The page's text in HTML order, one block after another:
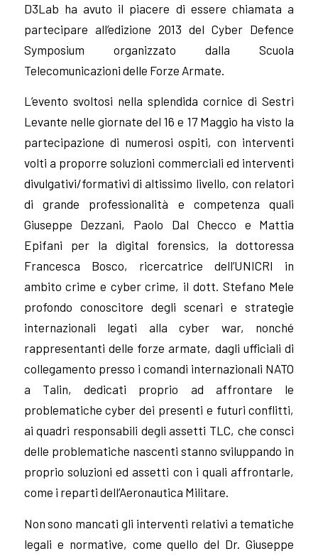
D3Lab ha avuto il piacere di essere chiamata a
partecipare all’edizione 2013 del Cyber Defence
Symposium organizzato dalla Scuola
Telecomunicazioni delle Forze Armate.
L’evento svoltosi nella splendida cornice di Sestri
Levante nelle giornate del 16 e 17 Maggio ha visto la
partecipazione di numerosi ospiti, con interventi
volti a proporre soluzioni commerciali ed interventi
divulgativi/formativi di altissimo livello, con relatori
di grande professionalità e competenza quali
Giuseppe Dezzani, Paolo Dal Checco e Mattia
Epifani per la digital forensics, la dottoressa
Francesca Bosco, ricercatrice dell’UNICRI in
ambito crime e cyber crime, il dott. Stefano Mele
profondo conoscitore degli scenari e strategie
internazionali legati alla cyber war, nonché
rappresentanti delle forze armate, dagli ufficiali di
collegamento presso i comandi internazionali NATO
a Talin, dedicati proprio ad affrontare le
problematiche cyber dei presenti e futuri conflitti,
ai quadri responsabili degli assetti TLC, che consci
delle problematiche nascenti stanno sviluppando in
proprio soluzioni ed assetti con i quali affrontarle,
come i reparti dell’Aeronautica Militare.
Non sono mancati gli interventi relativi a tematiche
legali e normative, come quello del Dr. Giuseppe